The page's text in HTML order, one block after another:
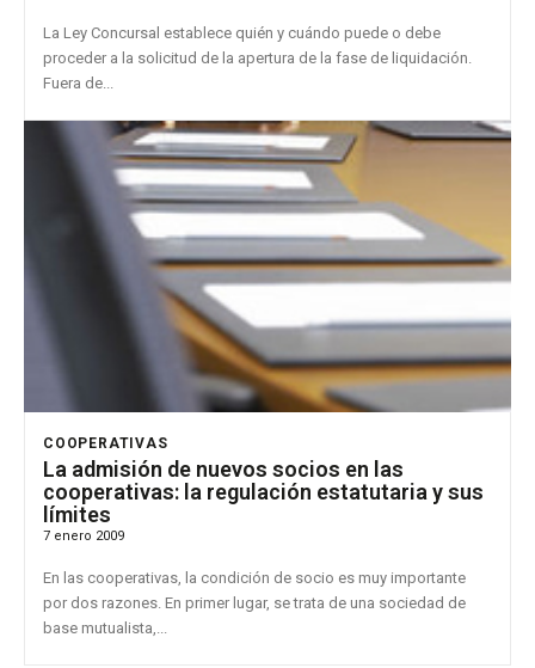
La Ley Concursal establece quién y cuándo puede o debe
proceder a la solicitud de la apertura de la fase de liquidación.
Fuera de...
COOPERATIVAS
La admisión de nuevos socios en las
cooperativas: la regulación estatutaria y sus
límites
7 enero 2009
En las cooperativas, la condición de socio es muy importante
por dos razones. En primer lugar, se trata de una sociedad de
base mutualista,...